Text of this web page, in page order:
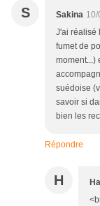
S Sakina
J'ai réalisé
fumet de
moment...)
suédoise
savoir si
bien les
Répondre
H